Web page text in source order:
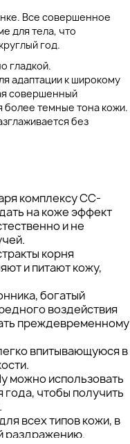
Все совершенное
для тела, что
год.
гладкой.
адаптации к широкому
совершенный
более темные тона кожи.
без
комплексу CC-
на коже эффект
и не
корня
и питают кожу,
богатый
воздействия
преждевременному
впитывающуюся в
можно использовать
чтобы получить
всех типов кожи, в
раздражению.